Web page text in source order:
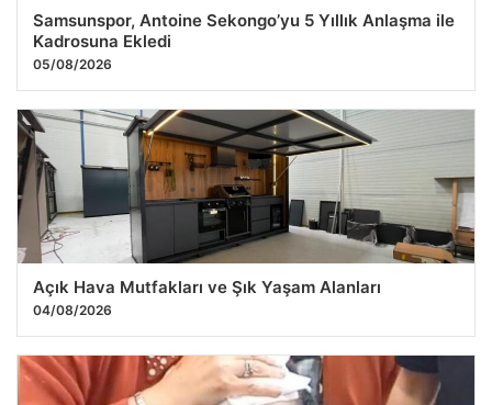
Samsunspor, Antoine Sekongo’yu 5 Yıllık Anlaşma ile
Kadrosuna Ekledi
05/08/2026
Açık Hava Mutfakları ve Şık Yaşam Alanları
04/08/2026